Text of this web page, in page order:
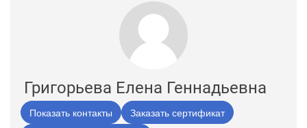
Григорьева Елена Геннадьевна
Показать контакты
Заказать сертификат